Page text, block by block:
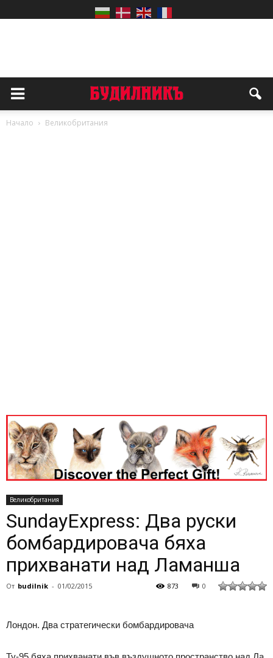
Начало Великобритания
Великобритания
SundayExpress: Два руски
бомбардировача бяха
прихванати над Ламанша
От budilnik - 01/02/2015 0
873
Лондон. Два стратегически бомбардировача